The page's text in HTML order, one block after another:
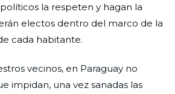
la respeten y hagan la
electos dentro del marco de la
cada habitante.
vecinos, en Paraguay no
impidan, una vez sanadas las